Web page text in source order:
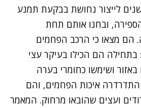
לייצור נחושת בבקעת תמנע
11 לפני הספירה, ובחנו אותם תחת
הם מצאו כי הרכב הפחמים
הם הכילו בעיקר עצי
ושימשו כחומרי בערה
התדרדרה איכות הפחמים, והם
ועצים שהובאו מרחוק. המאמר